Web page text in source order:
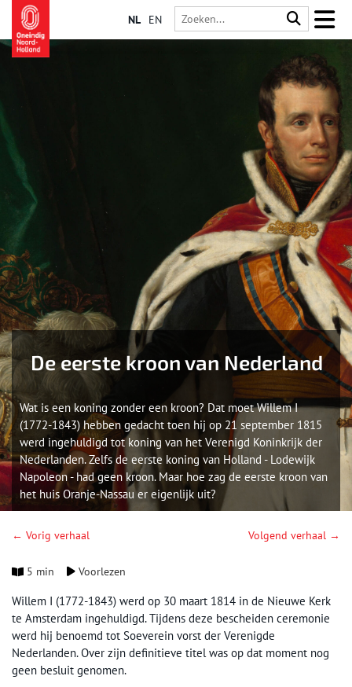
NL EN
De eerste kroon van Nederland
Wat is een koning zonder een kroon? Dat moet Willem I
(1772-1843) hebben gedacht toen hij op 21 september 1815
werd ingehuldigd tot koning van het Verenigd Koninkrijk der
Nederlanden. Zelfs de eerste koning van Holland - Lodewijk
Napoleon - had geen kroon. Maar hoe zag de eerste kroon van
het huis Oranje-Nassau er eigenlijk uit?
← Vorig verhaal Volgend verhaal →
5 min Voorlezen
Willem I (1772-1843) werd op 30 maart 1814 in de Nieuwe Kerk
te Amsterdam ingehuldigd. Tijdens deze bescheiden ceremonie
werd hij benoemd tot Soeverein vorst der Verenigde
Nederlanden. Over zijn definitieve titel was op dat moment nog
geen besluit genomen.